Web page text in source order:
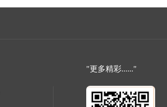
"更多精彩......"